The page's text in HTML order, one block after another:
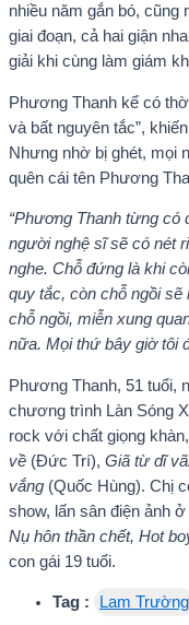
nhiều năm gắn bó, cũng
giai đoạn, cả hai giận
giải khi cùng làm giám
Phương Thanh kể có
và bất nguyên tắc”,
Nhưng nhờ bị ghét, mọi
quên cái tên Phương
“Phương Thanh từng có
người nghệ sĩ sẽ có nét
nghe. Chỗ đứng là khi
quy tắc, còn chỗ ngồi sẽ
chỗ ngồi, miễn xung
nữa. Mọi thứ bây giờ tôi
Phương Thanh, 51 tuổi,
chương trình Làn Sóng
rock với chất giọng
về (Đức Trí), Giã từ dĩ
vắng (Quốc Hùng). Chị
show, lấn sân điện ảnh
Nụ hôn thần chết, Hot
con gái 19 tuổi.
Tag : Lam Trường